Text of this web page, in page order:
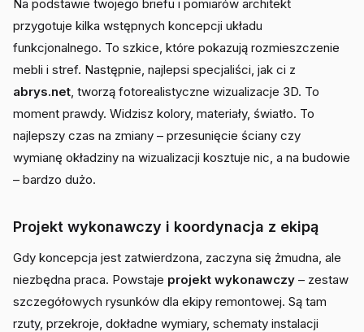
Na podstawie twojego briefu i pomiarów architekt
przygotuje kilka wstępnych koncepcji układu
funkcjonalnego. To szkice, które pokazują rozmieszczenie
mebli i stref. Następnie, najlepsi specjaliści, jak ci z
abrys.net, tworzą fotorealistyczne wizualizacje 3D. To
moment prawdy. Widzisz kolory, materiały, światło. To
najlepszy czas na zmiany – przesunięcie ściany czy
wymianę okładziny na wizualizacji kosztuje nic, a na budowie
– bardzo dużo.
Projekt wykonawczy i koordynacja z ekipą
Gdy koncepcja jest zatwierdzona, zaczyna się żmudna, ale
niezbędna praca. Powstaje projekt wykonawczy – zestaw
szczegółowych rysunków dla ekipy remontowej. Są tam
rzuty, przekroje, dokładne wymiary, schematy instalacji